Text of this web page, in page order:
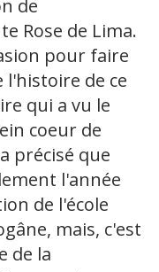
de
Rose de Lima.
pour faire
de ce
qui a vu le
coeur de
précisé que
l'année
de l'école
mais, c'est
de la